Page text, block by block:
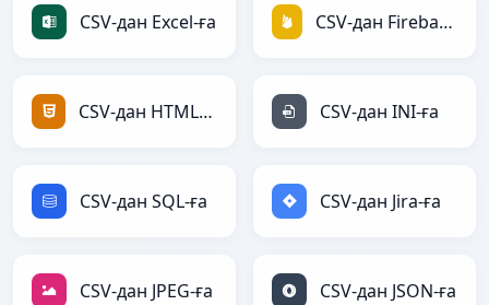
CSV-дан Excel-ға CSV-дан Firebase-ға
CSV-дан HTML-ға CSV-дан INI-ға
CSV-дан SQL-ға CSV-дан Jira-ға
CSV-дан JPEG-ға CSV-дан JSON-ға